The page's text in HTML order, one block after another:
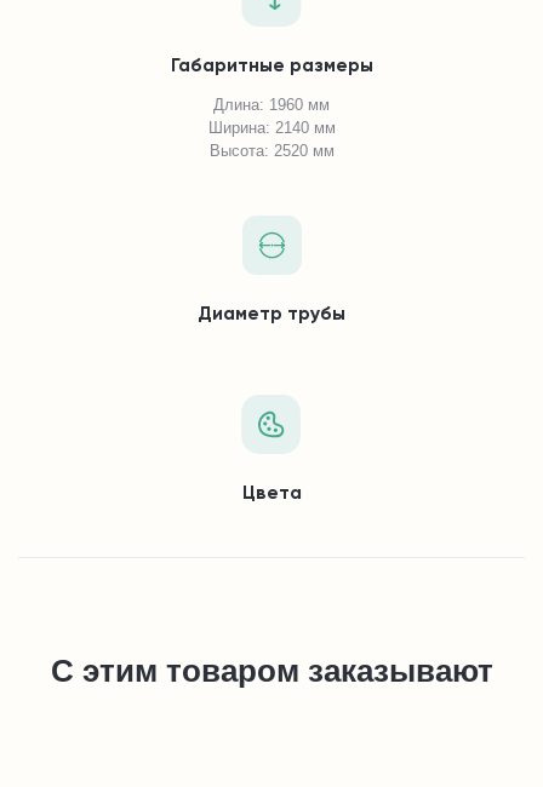
Габаритные размеры
Длина: 1960 мм
Ширина: 2140 мм
Высота: 2520 мм
Диаметр трубы
Цвета
С этим товаром заказывают